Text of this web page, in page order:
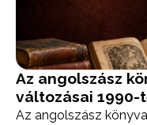
Az angolszász
változásai 1990-
Az angolszász